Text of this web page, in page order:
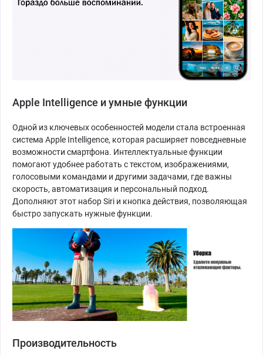
Apple Intelligence и умные функции
Одной из ключевых особенностей модели стала встроенная
система Apple Intelligence, которая расширяет повседневные
возможности смартфона. Интеллектуальные функции
помогают удобнее работать с текстом, изображениями,
голосовыми командами и другими задачами, где важны
скорость, автоматизация и персональный подход.
Дополняют этот набор Siri и кнопка действия, позволяющая
быстро запускать нужные функции.
Производительность